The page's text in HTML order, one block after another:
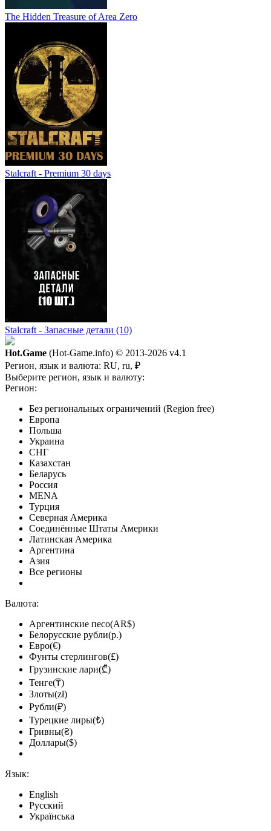
The Hidden Treasure of Area Zero
Stalcraft - Premium 30 days
Stalcraft - Запасные детали (10)
Hot.Game (Hot-Game.info) © 2013-2026 v4.1
Регион, язык и валюта: RU, ru, ₽
Выберите регион, язык и валюту:
Регион:
Без региональных ограничений (Region free)
Европа
Польша
Украина
СНГ
Казахстан
Беларусь
Россия
MENA
Турция
Северная Америка
Соединённые Штаты Америки
Латинская Америка
Аргентина
Азия
Все регионы
Валюта:
Аргентинские песо(AR$)
Белорусские рубли(р.)
Евро(€)
Фунты стерлингов(£)
Грузинские лари(₾)
Тенге(₸)
Злоты(zł)
Рубли(₽)
Турецкие лиры(₺)
Гривны(₴)
Доллары($)
Язык:
English
Русский
Українська